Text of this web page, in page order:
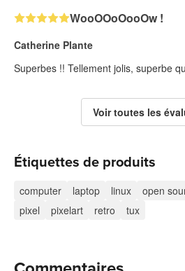
WooOOoOooOw !
Catherine Plante
Superbes !! Tellement jolis, superbe
Voir toutes les
Étiquettes de produits
computer laptop linux open
pixel
pixelart retro tux